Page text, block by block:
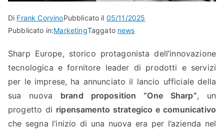
Di Frank CorvinoPubblicato il 05/11/2025
Pubblicato in:MarketingTaggato news
Sharp Europe, storico protagonista dell’innovazione
tecnologica e fornitore leader di prodotti e servizi
per le imprese, ha annunciato il lancio ufficiale della
sua nuova brand proposition “One Sharp”, un
progetto di ripensamento strategico e comunicativo
che segna l’inizio di una nuova era per l’azienda nel